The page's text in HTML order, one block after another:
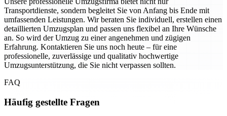
Transportdienste, sondern begleitet Sie von Anfang bis Ende mit
umfassenden Leistungen. Wir beraten Sie individuell, erstellen einen
detaillierten Umzugsplan und passen uns flexibel an Ihre Wünsche
an. So wird der Umzug zu einer angenehmen und zügigen
Erfahrung. Kontaktieren Sie uns noch heute – für eine
professionelle, zuverlässige und qualitativ hochwertige
Umzugsunterstützung, die Sie nicht verpassen sollten.
FAQ
Häufig gestellte Fragen